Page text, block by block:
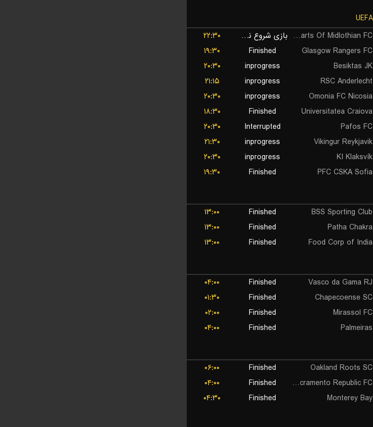
Hearts Of Midlothian FC بازی شروع نشده است
۲۲:۳۰
Glasgow Rangers FC
Finished
۱۹:۳۰
Besiktas JK
inprogress
۲۰:۳۰
RSC Anderlecht
inprogress
۲۱:۱۵
Omonia FC Nicosia
inprogress
۲۰:۳۰
Universitatea Craiova
Finished
۱۸:۳۰
Pafos FC
Interrupted
۲۰:۳۰
Vikingur Reykjavik
inprogress
۲۱:۳۰
KI Klaksvík
inprogress
۲۰:۳۰
PFC CSKA Sofia
Finished
۱۹:۳۰
BSS Sporting Club
Finished
۱۳:۰۰
Patha Chakra
Finished
۱۳:۰۰
Food Corp of India
Finished
۱۳:۰۰
Vasco da Gama RJ
Finished
۰۴:۰۰
Chapecoense SC
Finished
۰۱:۳۰
Mirassol FC
Finished
۰۲:۰۰
Palmeiras
Finished
۰۴:۰۰
Oakland Roots SC
Finished
۰۶:۰۰
Sacramento Republic FC
Finished
۰۴:۰۰
Monterey Bay
Finished
۰۴:۳۰